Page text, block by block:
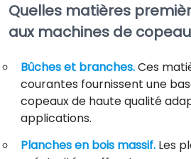
Quelles matières
aux machines de
Bûches et branches.Ces
courantes fournissent une
copeaux de haute qualité
applications.
Planches en bois massif. Les